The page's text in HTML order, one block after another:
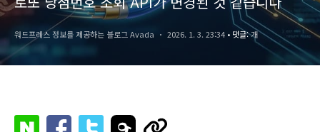
워드프레스 정보를 제공하는 블로그 Avada 2026. 1. 3. 23:34 • 댓글:개